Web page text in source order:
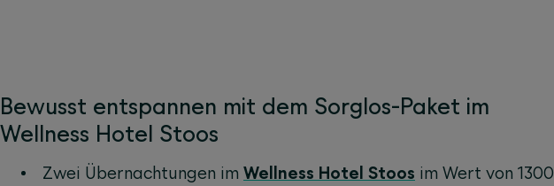
Bewusst entspannen mit dem Sorglos-Paket im
Wellness Hotel Stoos
Zwei Übernachtungen im Wellness Hotel Stoos im Wert von 1300